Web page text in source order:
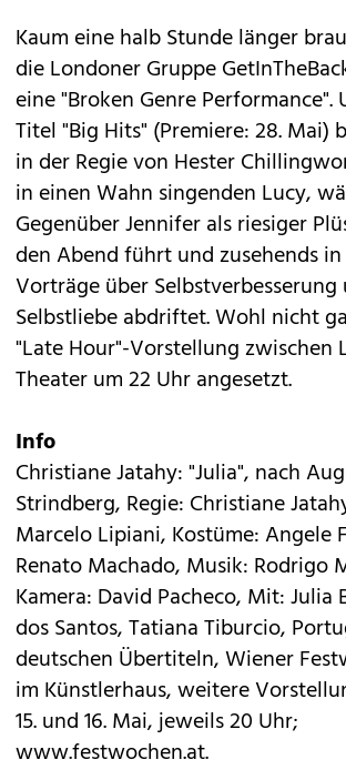
Kaum eine halb Stunde länger
die Londoner Gruppe
eine "Broken Genre Performance".
Titel "Big Hits" (Premiere: 28. Mai)
in der Regie von Hester
in einen Wahn singenden Lucy,
Gegenüber Jennifer als riesiger
den Abend führt und zusehends
Vorträge über Selbstverbesserung
Selbstliebe abdriftet. Wohl nicht
"Late Hour"-Vorstellung zwischen
Theater um 22 Uhr angesetzt.
Info
Christiane Jatahy: "Julia", nach
Strindberg, Regie: Christiane
Marcelo Lipiani, Kostüme: Angele
Renato Machado, Musik: Rodrigo
Kamera: David Pacheco, Mit: Julia
dos Santos, Tatiana Tiburcio,
deutschen Übertiteln, Wiener
im Künstlerhaus, weitere
15. und 16. Mai, jeweils 20 Uhr;
www.festwochen.at.